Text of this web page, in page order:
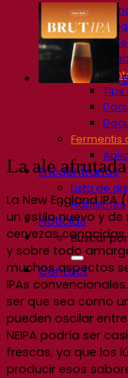
Tips
Fermentis
Encuéntranos
Lista de
Hablemos
Noticias
Buscar
Contact
La ale
La New England
un estilo nuevo y
cervezas
y sobre todo
muchos aspectos
IPAs
ser que sea como
pueden oscilar
NEIPA podría ser
frescas, ya que los
producir esos